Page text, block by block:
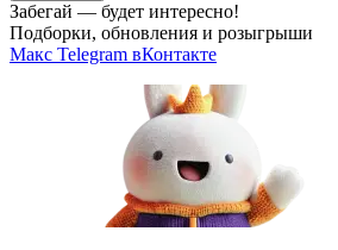
Забегай — будет интересно!
Подборки, обновления и розыгрыши
Макс Telegram вКонтакте